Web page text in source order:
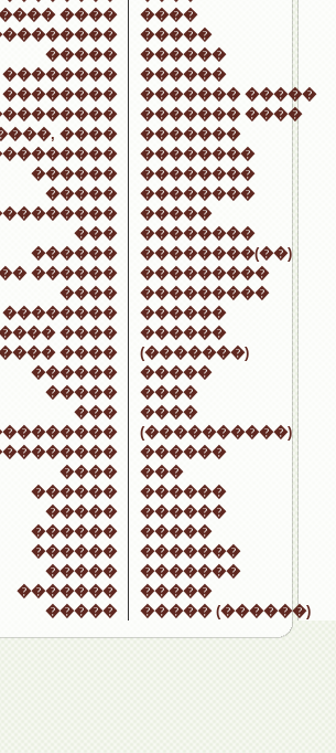
����
�����
��������
��������
����
������
�����
���
������
������
����
��������
����
����
������
�����
���
����
������
�����
������
������
�����
�������
�����
����
�����
������
������
������� �����
������� ����
�������
��������
��������
��������
�����
��������
��������(��)
���������
���������
������
������
(�������)
�����
����
����
(����������)
������
���
������
������
�����
�������
�������
�����
����� (������)